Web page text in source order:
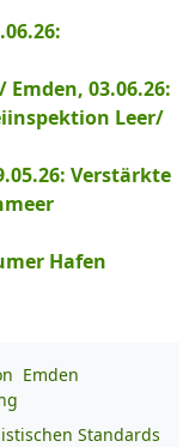
03.06.26:
Leer/
Verstärkte
Hafen
Emden
Standards